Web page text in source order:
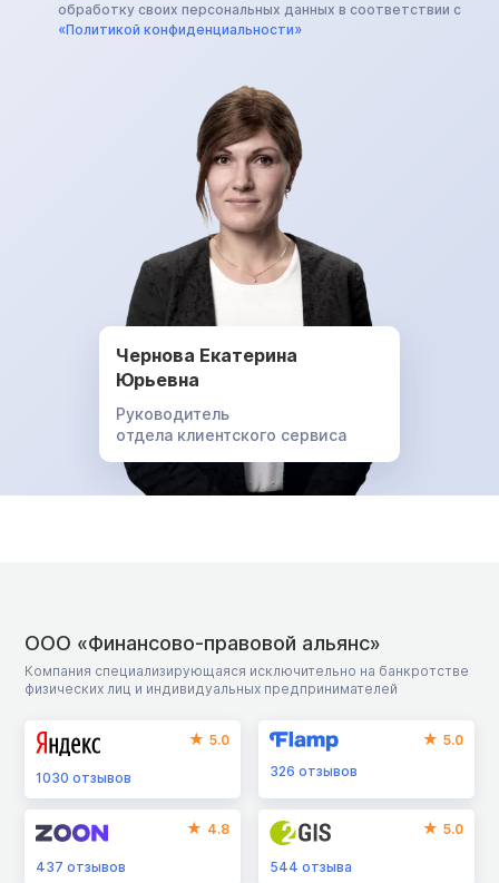
обработку своих персональных данных в соответствии с
«Политикой конфиденциальности»
Чернова Екатерина
Юрьевна
Руководитель
отдела клиентского сервиса
ООО «Финансово-правовой альянс»
Компания специализирующаяся исключительно на банкротстве
физических лиц и индивидуальных предпринимателей
5.0
1030 отзывов
5.0
326отзывов
4.8
437 отзывов
5.0
544отзыва